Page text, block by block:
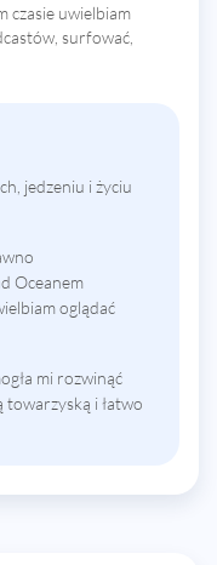
czasie uwielbiam
surfować,
jedzeniu i życiu
Oceanem
oglądać
mi rozwinąć
towarzyską i łatwo